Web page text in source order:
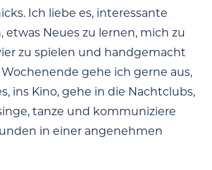
Ich liebe es, interessante
etwas Neues zu lernen, mich zu
zu spielen und handgemacht
gehe ich gerne aus,
ins Kino, gehe in die Nachtclubs,
tanze und kommuniziere
in einer angenehmen